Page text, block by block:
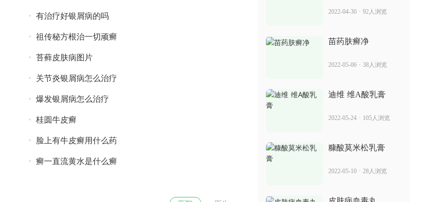
有治疗好银屑病的吗
祖传秘方根治一切顽癣
苔藓皮肤病图片
关节炎银屑病怎么治疗
爆发银屑病怎么治疗
桂圆牛皮癣
脸上有牛皮癣用什么药
癣一直流黄水是什么癣
2022-04-30 · 92人浏览
苗药肤癣净
2022-05-06 · 38人浏览
迪维 维A酸乳膏
2022-05-24 · 105人浏览
糠酸莫米松乳膏
2022-05-10 · 28人浏览